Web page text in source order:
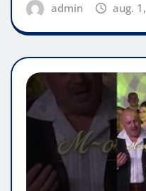
admin aug.